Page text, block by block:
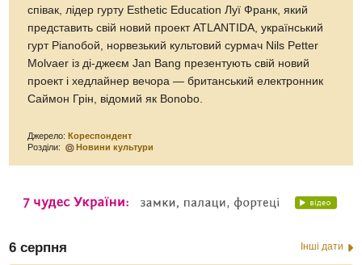
співак, лідер гурту Esthetic Education Луї Франк, який
представить свій новий проект ATLANTIDA, український
гурт Pianoбой, норвезький культовий сурмач Nils Petter
Molvaer із ді-джеєм Jan Bang презентують свій новий
проект і хедлайнер вечора — британський електронник
Саймон Грін, відомий як Bonobo.
Джерело:Кореспондент
Розділи:
Новини культури
6 серпня Інші дати